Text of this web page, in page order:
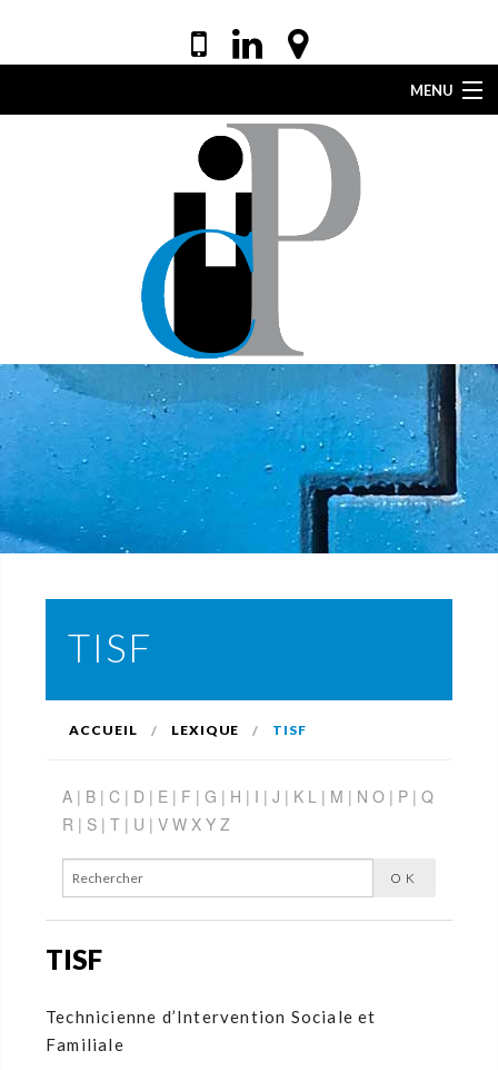
MENU
DROIT DE LA SANTÉ
TISF
ACCUEIL LEXIQUE TISF
A | B | C | D | E | F | G | H | I | J | K L | M | N O | P | Q
R | S | T | U | V W X Y Z
TISF
Technicienne d’Intervention Sociale et
Familiale